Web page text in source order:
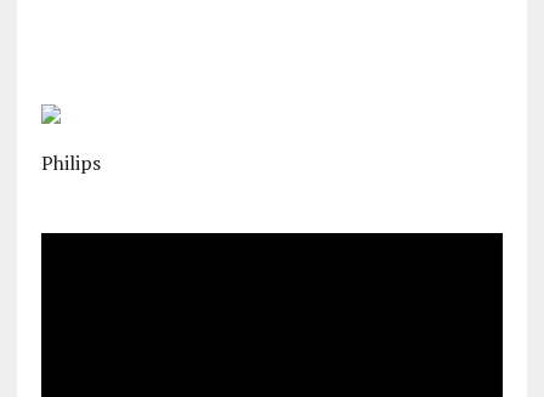
Philips